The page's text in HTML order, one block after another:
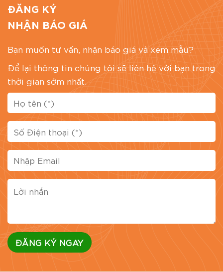
ĐĂNG KÝ
NHẬN BÁO GIÁ
Bạn muốn tư vấn, nhận báo giá và xem mẫu?
Để lại thông tin chúng tôi sẽ liên hệ với bạn trong
thời gian sớm nhất.